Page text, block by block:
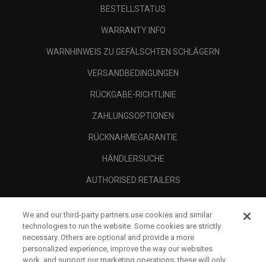
BESTELLSTATUS
WARRANTY INFO
WARNHINWEIS ZU GEFÄLSCHTEN SCHLÄGERN
VERSANDBEDINGUNGEN
RÜCKGABE-RICHTLINIE
ZAHLUNGSOPTIONEN
RÜCKNAHMEGARANTIE
HÄNDLERSUCHE
AUTHORISED RETAILERS
UNTERNEHMENSPROFIL
RECHTLICHES-
We and our third-party partners use cookies and similar
technologies to run the website. Some cookies are strictly
necessary. Others are optional and provide a more
personalized experience, improve the way our websites
work, and support our marketing operations; these will only